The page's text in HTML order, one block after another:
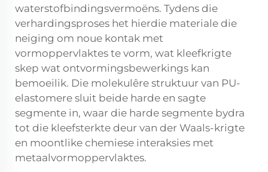
waterstofbindingsvermoëns. Tydens die
verhardingsproses het hierdie materiale die
neiging om noue kontak met
vormoppervlaktes te vorm, wat kleefkrigte
skep wat ontvormingsbewerkings kan
bemoeilik. Die molekulêre struktuur van PU-
elastomere sluit beide harde en sagte
segmente in, waar die harde segmente bydra
tot die kleefsterkte deur van der Waals-krigte
en moontlike chemiese interaksies met
metaalvormoppervlaktes.